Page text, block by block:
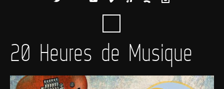
20 Heures de Musique